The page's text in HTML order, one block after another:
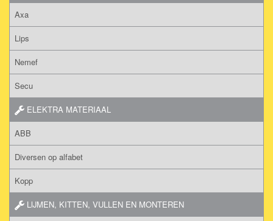
Axa
Lips
Nemef
Secu
ELEKTRA MATERIAAL
ABB
Diversen op alfabet
Kopp
LIJMEN, KITTEN, VULLEN EN MONTEREN